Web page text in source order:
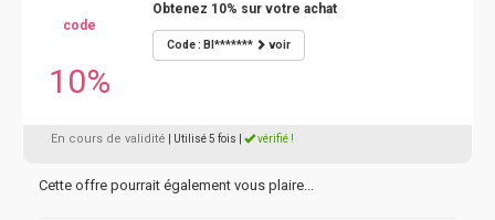
code
10%
Obtenez 10% sur votre achat
Code : BI******* voir
En cours de validité | Utilisé 5 fois vérifié !
Cette offre pourrait également vous plaire...